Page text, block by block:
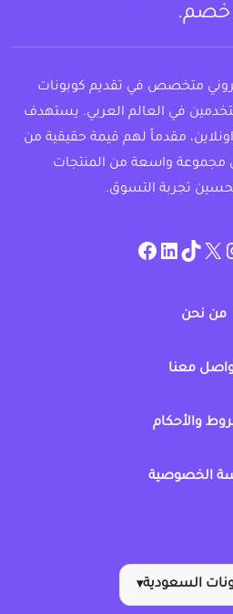
خصم.
متخصص في تقديم كوبونات
في العالم العربي. يستهدف
مقدماً لهم قيمة حقيقية من
مجموعة واسعة من المنتجات
تجربة التسوق.
twitter
TikTok
linkedin
facebook
من نحن
معنا
والأحكام
الخصوصية
السعودية▾